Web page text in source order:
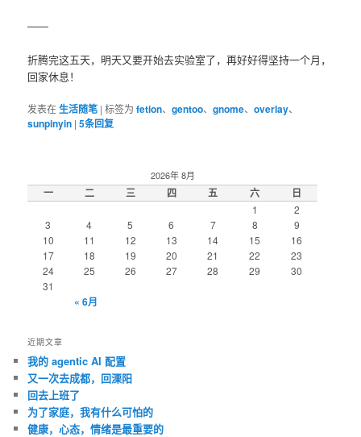
——
折腾完这五天，明天又要开始去实验室了，再好好得坚持一个月，
回家休息！
发表在生活随笔 |标签为 fetion、gentoo、gnome、overlay、
sunpinyin |5条回复
2026年 8月
一 二 三 四 五 六 日
1
2
3
4 5 6 7 8
9
10
11 12 13 14 15
16
17
18 19 20 21 22
23
24
25 26 27 28 29
30
31
« 6月
近期文章
我的 agentic AI 配置
又一次去成都，回溧阳
回去上班了
为了家庭，我有什么可怕的
健康，心态，情绪是最重要的